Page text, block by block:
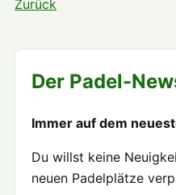
Zurück
Der Padel-
Immer auf dem
Du willst keine
neuen Padelplätze